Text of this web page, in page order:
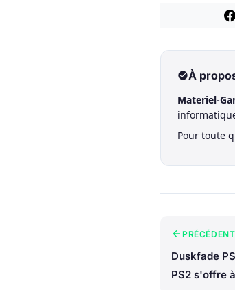
À
Materiel-
Pour toute
PRÉCÉDENT
Duskfade
PS2 s'offre